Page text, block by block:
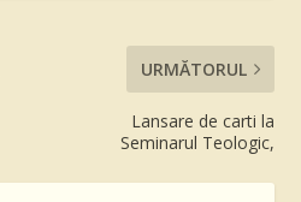
URMĂTORUL
Lansare de carti la
Seminarul Teologic,